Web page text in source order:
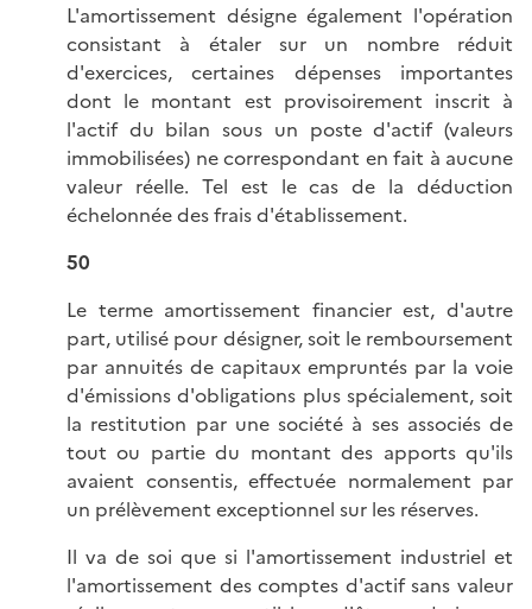
L'amortissement désigne également l'opération
consistant à étaler sur un nombre réduit
d'exercices, certaines dépenses importantes
dont le montant est provisoirement inscrit à
l'actif du bilan sous un poste d'actif (valeurs
immobilisées) ne correspondant en fait à aucune
valeur réelle. Tel est le cas de la déduction
échelonnée des frais d'établissement.
50
Le terme amortissement financier est, d'autre
part, utilisé pour désigner, soit le remboursement
par annuités de capitaux empruntés par la voie
d'émissions d'obligations plus spécialement, soit
la restitution par une société à ses associés de
tout ou partie du montant des apports qu'ils
avaient consentis, effectuée normalement par
un prélèvement exceptionnel sur les réserves.
Il va de soi que si l'amortissement industriel et
l'amortissement des comptes d'actif sans valeur